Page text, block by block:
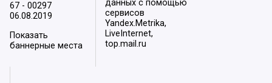
67 - 00297
06.08.2019
Показать
баннерные места
данных с помощью
сервисов
Yandex.Metrika,
LiveInternet,
top.mail.ru